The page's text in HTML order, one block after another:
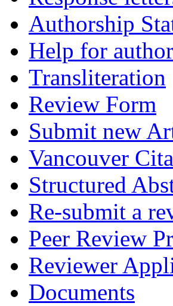
Authorship
Help for
Transliteration
Review Form
Submit new
Vancouver
Structured
Re-submit a
Peer Review
Reviewer
Documents